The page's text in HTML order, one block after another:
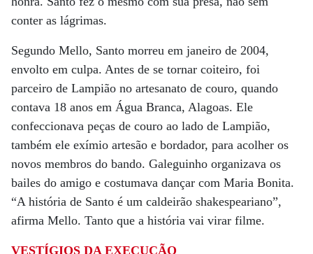
conter as lágrimas.
Segundo Mello, Santo morreu em janeiro de 2004,
envolto em culpa. Antes de se tornar coiteiro, foi
parceiro de Lampião no artesanato de couro, quando
contava 18 anos em Água Branca, Alagoas. Ele
confeccionava peças de couro ao lado de Lampião,
também ele exímio artesão e bordador, para acolher os
novos membros do bando. Galeguinho organizava os
bailes do amigo e costumava dançar com Maria Bonita.
“A história de Santo é um caldeirão shakespeariano”,
afirma Mello. Tanto que a história vai virar filme.
VESTÍGIOS DA EXECUÇÃO